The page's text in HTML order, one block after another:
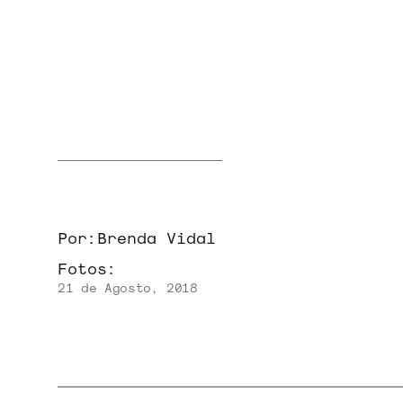
Por: Brenda Vidal
Fotos:
21 de Agosto, 2018